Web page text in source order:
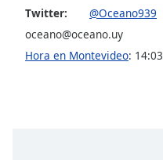
dialog
window.
Twitter:
@Oceano939
oceano@oceano.uy
Hora en Montevideo: 14:03